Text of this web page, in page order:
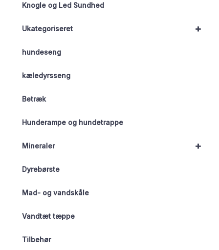
Knogle og Led Sundhed
+
Ukategoriseret
hundeseng
kæledyrsseng
Betræk
Hunderampe og hundetrappe
+
Mineraler
Dyrebørste
Mad- og vandskåle
Vandtæt tæppe
Tilbehør